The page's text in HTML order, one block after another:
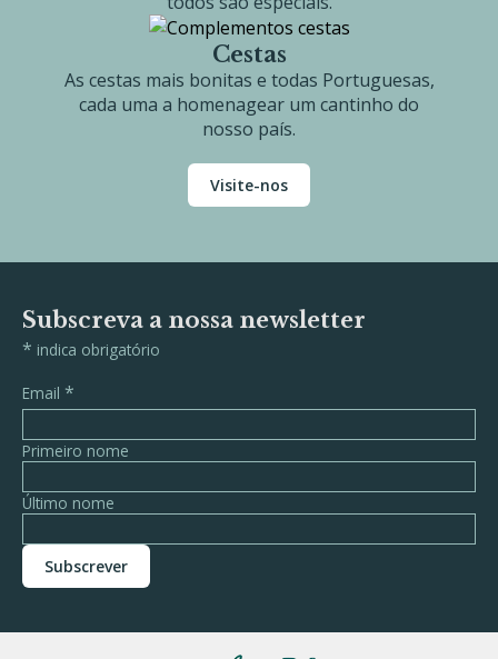
Cestas
As cestas mais bonitas e todas Portuguesas,
cada uma a homenagear um cantinho do
nosso país.
Visite-nos
Subscreva a nossa newsletter
* indica obrigatório
Email *
Primeiro nome
Último nome